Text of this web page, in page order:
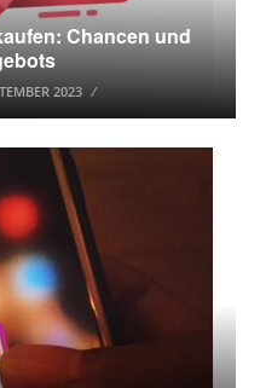
Chancen und
2023